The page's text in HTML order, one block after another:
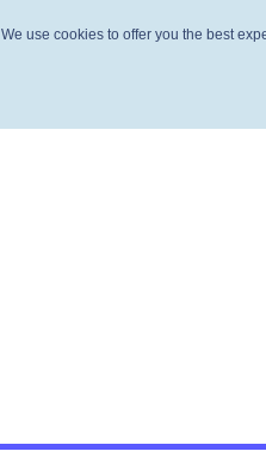
We use cookies to offer you the best